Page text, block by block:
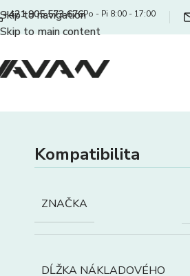
Skip to navigation
Skip to main content
+421 905 573 676Po - Pi 8:00 - 17:00
Kompatibilita
ZNAČKA
DĹŽKA NÁKLADOVÉHO